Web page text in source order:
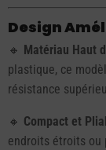
Design
🔸 Matériau Haut
plastique, ce
résistance
🔸 Compact et
endroits étroits